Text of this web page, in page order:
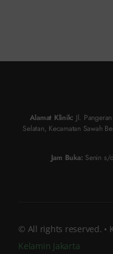
Alamat Klinik: Jl.
Selatan, Kecamatan Sawah
Jam Buka: Senin
© All rights reserved. •
Kelamin Jakarta